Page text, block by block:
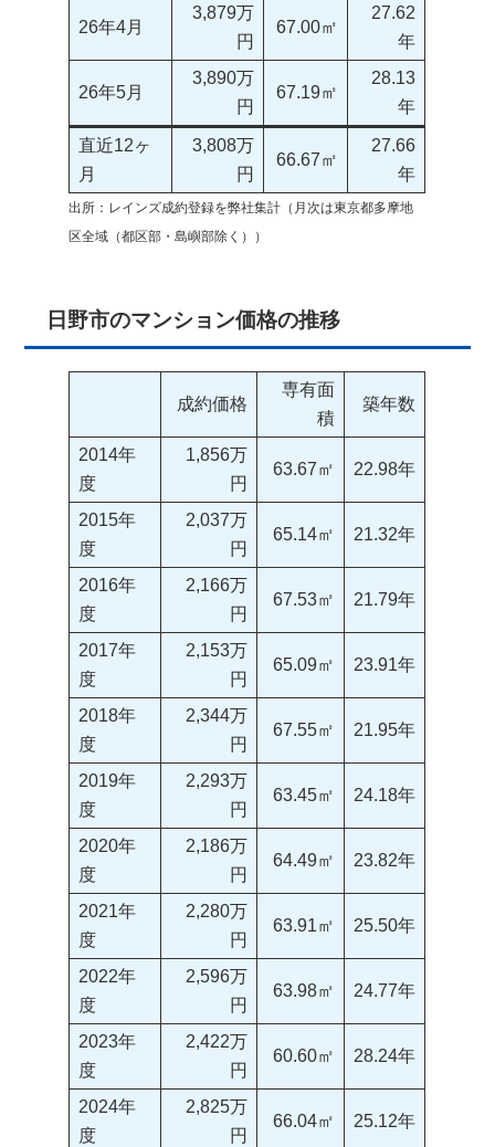
26年4月
3,879万
円
67.00㎡
27.62
年
26年5月
3,890万
円
67.19㎡
28.13
年
直近12ヶ
月
3,808万
円
66.67㎡
27.66
年
出所：レインズ成約登録を弊社集計（月次は東京都多摩地
区全域（都区部・島嶼部除く））
日野市のマンション価格の推移
成約価格
専有面
積
築年数
2014年
度
1,856万
円
63.67㎡ 22.98年
2015年
度
2,037万
円
65.14㎡ 21.32年
2016年
度
2,166万
円
67.53㎡ 21.79年
2017年
度
2,153万
円
65.09㎡ 23.91年
2018年
度
2,344万
円
67.55㎡ 21.95年
2019年
度
2,293万
円
63.45㎡ 24.18年
2020年
度
2,186万
円
64.49㎡ 23.82年
2021年
度
2,280万
円
63.91㎡ 25.50年
2022年
度
2,596万
円
63.98㎡ 24.77年
2023年
度
2,422万
円
60.60㎡ 28.24年
2024年
度
2,825万
円
66.04㎡ 25.12年